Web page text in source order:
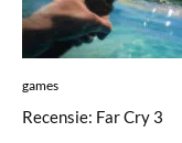
games
Recensie: Far Cry 3